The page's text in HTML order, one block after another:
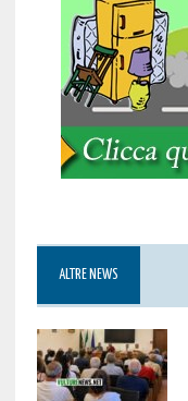
ALTRE NEWS